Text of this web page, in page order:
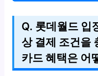
Q. 롯데월드 입
상 결제 조건을
카드 혜택은 어